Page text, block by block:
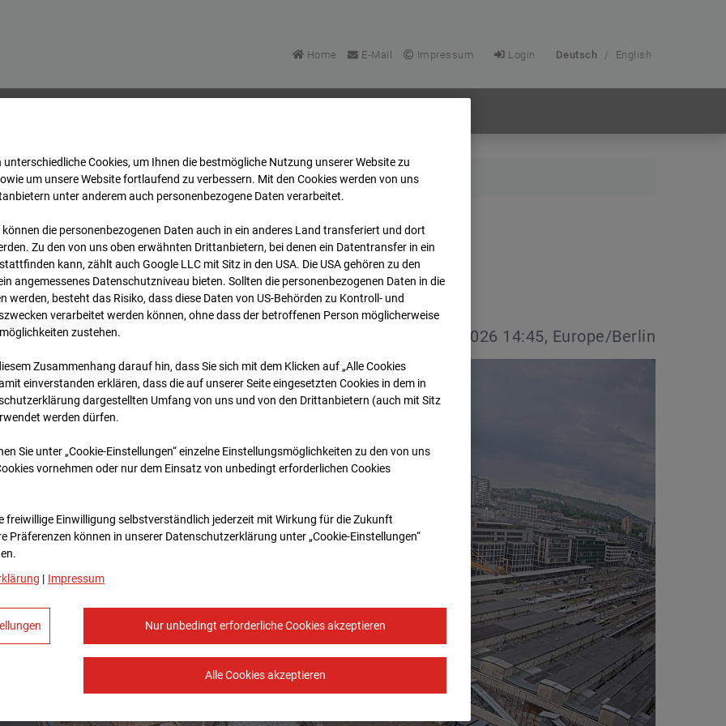
Home E-Mail Impressum Login Deutsch / English
-Cam2 Archiv 2026 05 06 14:45
-Cam2
06.05.2026 14:45, Europe/Berlin
unterschiedliche Cookies, um Ihnen die best­mögliche Nutzung unserer Website zu
um unsere Website fortlaufend zu verbessern. Mit den Cookies werden von uns
unter anderem auch personenbezogene Daten verarbeitet.
können die personenbezogenen Daten auch in ein anderes Land transferiert und dort
Zu den von uns oben erwähnten Drittanbietern, bei denen ein Datentransfer in ein
kann, zählt auch Google LLC mit Sitz in den USA. Die USA gehören zu den
angemessenes Datenschutzniveau bieten. Sollten die personenbezogenen Daten in die
werden, besteht das Risiko, dass diese Daten von US-Behörden zu Kontroll- und
verarbeitet werden können, ohne dass der betroffenen Person möglicherweise
zustehen.
Zusammenhang darauf hin, dass Sie sich mit dem Klicken auf „Alle Cookies
ein­ver­standen erklären, dass die auf unserer Seite eingesetzten Cookies in dem in
dargestellten Umfang von uns und von den Drittanbietern (auch mit Sitz
werden dürfen.
Sie unter „Cookie-Einstellungen“ einzelne Einstellungsmöglichkeiten zu den von uns
vornehmen oder nur dem Einsatz von unbedingt erforderlichen Cookies
freiwillige Einwilligung selbstverständlich jederzeit mit Wirkung für die Zukunft
Prä­fe­renzen können in unserer Datenschutzerklärung unter „Cookie-Einstellungen“
| Impressum
Nur unbedingt erforderliche Cookies akzeptieren
Alle Cookies akzeptieren